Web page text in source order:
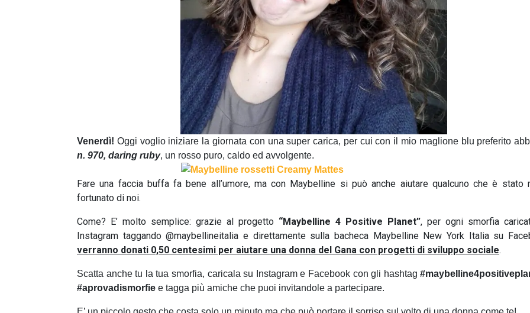
Venerdì! Oggi voglio iniziare la giornata con una super carica, per cui con il mio maglione blu preferito
n. 970, daring ruby, un rosso puro, caldo ed avvolgente.
Fare una faccia buffa fa bene all’umore, ma con Maybelline si può anche aiutare qualcuno che è stato
fortunato di noi.
Come? E’ molto semplice: grazie al progetto “Maybelline 4 Positive Planet”, per ogni smorfia
Instagram taggando @maybellineitalia e direttamente sulla bacheca Maybelline New York Italia su
verranno donati 0,50 centesimi per aiutare una donna del Gana con progetti di sviluppo sociale.
Scatta anche tu la tua smorfia, caricala su Instagram e Facebook con gli hashtag
#aprovadismorfie e tagga più amiche che puoi invitandole a partecipare.